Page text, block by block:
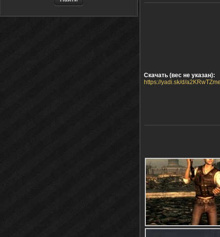
Скачать (вес не указан):
https://yadi.sk/d/